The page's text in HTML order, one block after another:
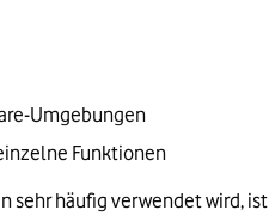
Umgebungen
Funktionen
sehr häufig verwendet wird,